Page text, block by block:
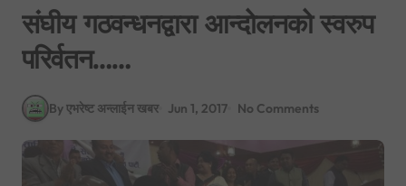
संघीय गठवन्धनद्वारा आन्दोलनको स्वरुप
परिर्वतन……
By एभरेष्ट अन्लाईन खबर Jun 1, 2017 No Comments